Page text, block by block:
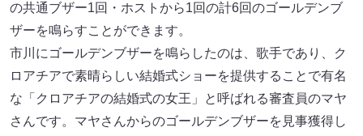
の共通ブザー1回・ホストから1回の計6回のゴールデンブ
ザーを鳴らすことができます。
市川にゴールデンブザーを鳴らしたのは、歌手であり、ク
ロアチアで素晴らしい結婚式ショーを提供することで有名
な「クロアチアの結婚式の女王」と呼ばれる審査員のマヤ
さんです。マヤさんからのゴールデンブザーを見事獲得し